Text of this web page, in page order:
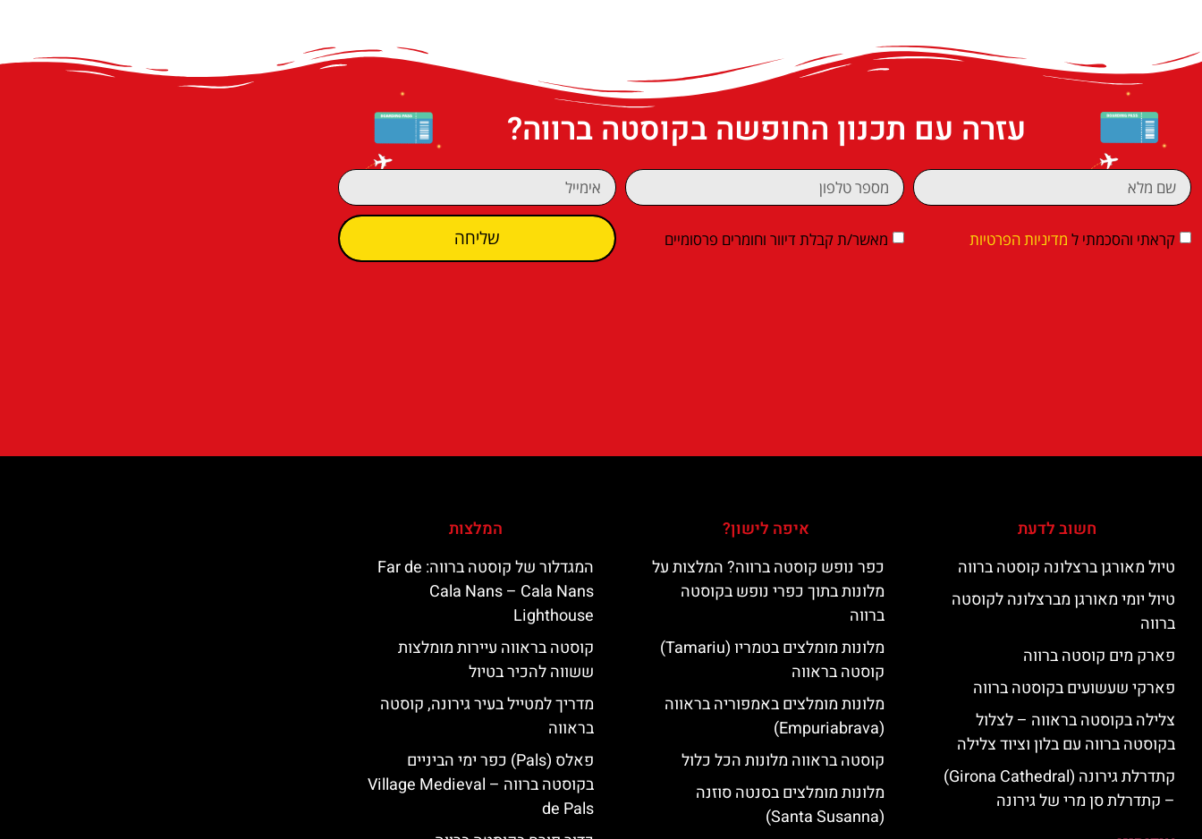
עזרה עם תכנון החופשה בקוסטה ברווה?
קראתי והסכמתי ל מדיניות הפרטיות מאשר/ת קבלת דיוור וחומרים פרסומיים שליחה
חשוב לדעת
טיול מאורגן ברצלונה קוסטה ברווה
טיול יומי מאורגן מברצלונה לקוסטה
ברווה
פארק מים קוסטה ברווה
פארקי שעשועים בקוסטה ברווה
צלילה בקוסטה בראווה – לצלול
בקוסטה ברווה עם בלון וציוד צלילה
קתדרלת גירונה (Girona Cathedral)
– קתדרלת סן מרי של גירונה
איפה לישון?
כפר נופש קוסטה ברווה? המלצות על
מלונות בתוך כפרי נופש בקוסטה
ברווה
מלונות מומלצים בטמריו (Tamariu)
קוסטה בראווה
מלונות מומלצים באמפוריה בראווה
(Empuriabrava)
קוסטה בראווה מלונות הכל כלול
מלונות מומלצים בסנטה סוזנה
(Santa Susanna)
המלצות
המגדלור של קוסטה ברווה: ‪‪Far de
Cala Nans – Cala Nans
Lighthouse‬‬
קוסטה בראווה עיירות מומלצות
ששווה להכיר בטיול
מדריך למטייל בעיר גירונה, קוסטה
בראווה
פאלס (Pals) כפר ימי הביניים
בקוסטה ברווה – ‪‪Village Medieval
de Pals‬‬